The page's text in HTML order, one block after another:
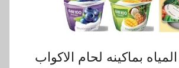
بماكينه لحام الاكواب